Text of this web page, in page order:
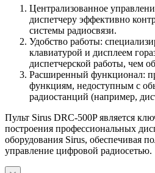
Централизованное
диспетчеру эффективно
системы радиосвязи.
Удобство работы:
клавиатурой и дисплеем
диспетчерской работы, чем
Расширенный функционал:
функциям, недоступным с
радиостанций (например,
Пульт Sirus DRC-500P является
построения профессиональных
оборудования Sirus, обеспечивая
управление цифровой радиосетью.